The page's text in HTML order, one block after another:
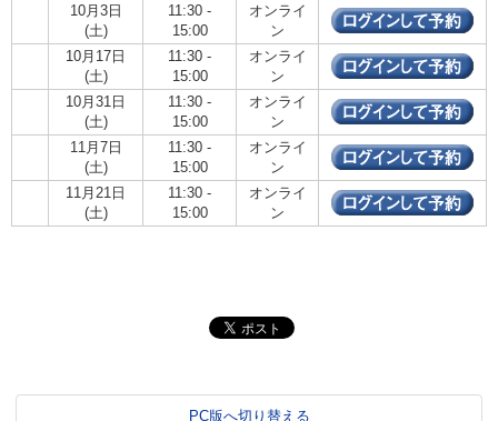
10月3日
(土)
11:30 -
15:00
オンライ
ン
10月17日
(土)
11:30 -
15:00
オンライ
ン
10月31日
(土)
11:30 -
15:00
オンライ
ン
11月7日
(土)
11:30 -
15:00
オンライ
ン
11月21日
(土)
11:30 -
15:00
オンライ
ン
PC版へ切り替える